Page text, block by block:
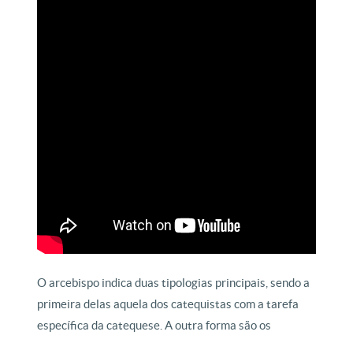
O arcebispo indica duas tipologias principais, sendo a
primeira delas aquela dos catequistas com a tarefa
específica da catequese. A outra forma são os